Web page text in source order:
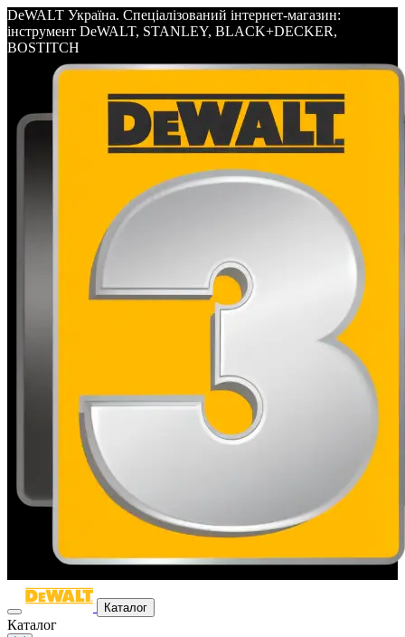
DeWALT Україна. Спеціалізований інтернет-магазин:
інструмент DeWALT, STANLEY, BLACK+DECKER,
BOSTITCH
Каталог
Каталог